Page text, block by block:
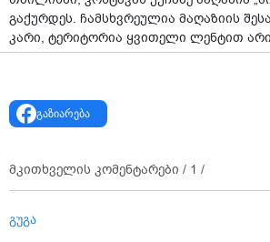
გაქურდეს. ჩამსხვრეულია მაღაზიის
კარი, ტერიტორია ყვითელი ლენტით
შემოსაზღვრული.
მომხდართან დაკავშირებით გამოძიება
სამართლის კოდექსის 177-ე მუხლის
გაზიარება
მკითხველის კომენტარები / 1 /
გუგა